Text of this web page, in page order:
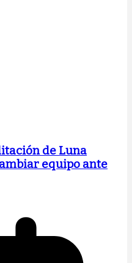
de Luna
equipo ante